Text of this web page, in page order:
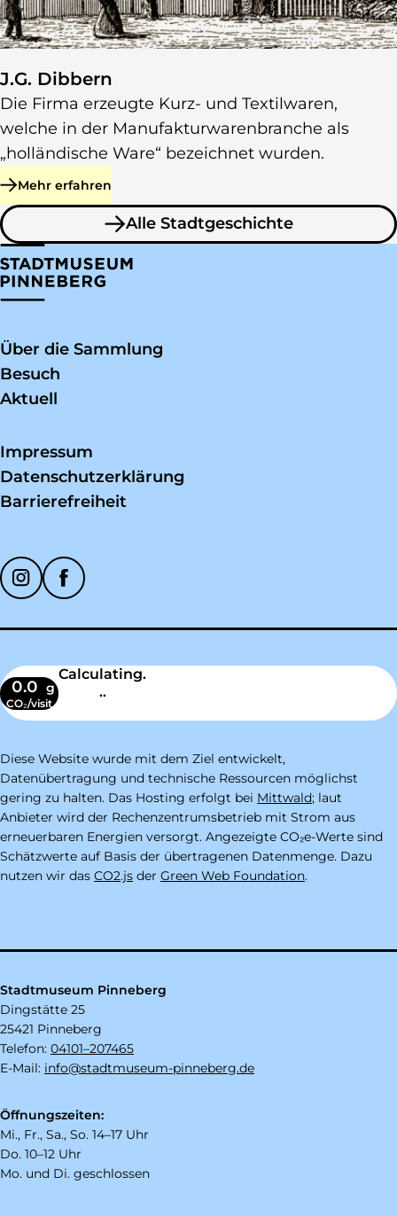
J.G. Dibbern
Die Firma erzeugte Kurz- und Textilwaren,
welche in der Manufakturwarenbranche als
„holländische Ware“ bezeichnet wurden.
Mehr erfahren
zu J.G. Dibbern
Alle Stadtgeschichte
zu Stadtgeschichte
Über die Sammlung
Besuch
Aktuell
Impressum
Datenschutzerklärung
Barrierefreiheit
Soziale Medien
0.0 g
CO₂/visit
Calculating.
..
Diese Website wurde mit dem Ziel entwickelt,
Datenübertragung und technische Ressourcen möglichst
gering zu halten. Das Hosting erfolgt bei Mittwald; laut
Anbieter wird der Rechenzentrumsbetrieb mit Strom aus
erneuerbaren Energien versorgt. Angezeigte CO₂e-Werte sind
Schätzwerte auf Basis der übertragenen Datenmenge. Dazu
nutzen wir das CO2.js der Green Web Foundation.
Stadtmuseum Pinneberg
Dingstätte 25
25421 Pinneberg
Telefon: 04101–207465
E-Mail: info@stadtmuseum-pinneberg.de
Öffnungszeiten:
Mi., Fr., Sa., So. 14–17 Uhr
Do. 10–12 Uhr
Mo. und Di. geschlossen